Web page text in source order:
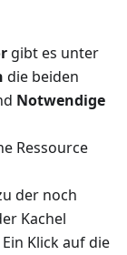
gibt es unter
die beiden
Notwendige
Ressource
der noch
Kachel
Klick auf die